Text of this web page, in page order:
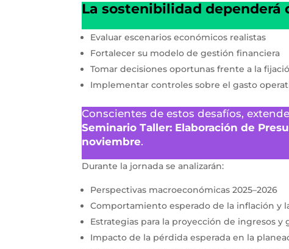
La sostenibilidad dependerá
Evaluar escenarios económicos realistas
Fortalecer su modelo de gestión financiera
Tomar decisiones oportunas frente a la
Implementar controles sobre el gasto
Conscientes de estos desafíos,
Seminario Taller: Elaboración de
noviembre.
Durante la jornada se analizarán:
Perspectivas macroeconómicas 2025–2026
Comportamiento esperado de la inflación y
Estrategias para la proyección de ingresos y
Impacto de la pérdida esperada en la